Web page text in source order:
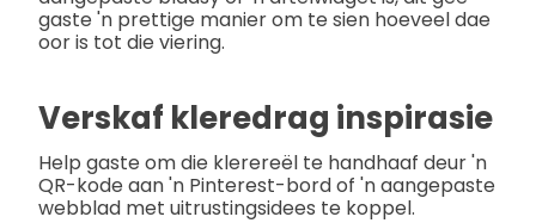
gaste 'n prettige manier om te sien hoeveel dae
oor is tot die viering.
Verskaf kleredrag inspirasie
Help gaste om die klerereël te handhaaf deur 'n
QR-kode aan 'n Pinterest-bord of 'n aangepaste
webblad met uitrustingsidees te koppel.